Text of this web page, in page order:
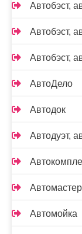
Автобэст,
Автобэст,
Автобэст,
АвтоДело
Автодок
Автодуэт,
Автомойка